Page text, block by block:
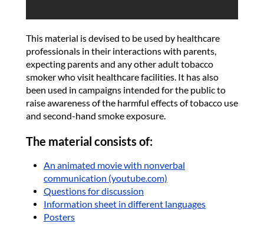
This material is devised to be used by healthcare
professionals in their interactions with parents,
expecting parents and any other adult tobacco
smoker who visit healthcare facilities. It has also
been used in campaigns intended for the public to
raise awareness of the harmful effects of tobacco use
and second-hand smoke exposure.
The material consists of:
An animated movie with nonverbal
communication (youtube.com)
Questions for discussion
Information sheet in different languages
Posters